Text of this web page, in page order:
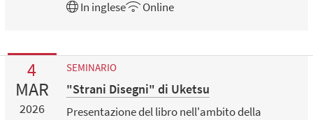
In inglese Online
4
MAR
2026
SEMINARIO
"Strani Disegni" di Uketsu
Presentazione del libro nell'ambito della